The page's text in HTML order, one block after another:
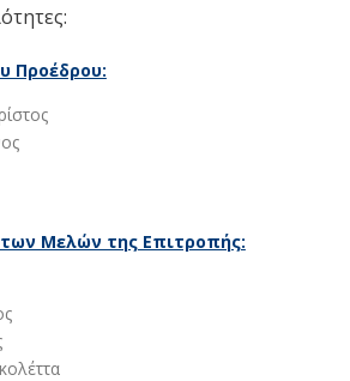
Προέδρου:
των Μελών της Επιτροπής: